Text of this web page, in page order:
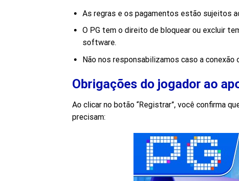
As regras e os pagamentos estão sujeitos
O PG tem o direito de bloquear ou excluir
software.
Não nos responsabilizamos caso a
Obrigações do jogador ao
Ao clicar no botão “Registrar”, você confirma
precisam: